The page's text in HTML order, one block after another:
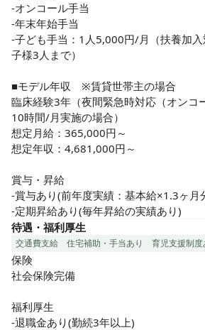
-オンコール手当
-年末年始手当
-子ども手当：1人5,000円/月（扶養加
子様3人まで）
■モデル年収　※賃貸世帯主の場合
臨床経験3年（夜間緊急時対応（オンコ
10時間/月実施の場合）
想定月給：365,000円～
想定年収：4,681,000円～
賞与・昇給
-賞与あり(前年度実績：基本給×1.3ヶ月
-定期昇給あり(毎年昇給の実績あり)
待遇・福利厚生
交通費支給 住宅補助・手当あり 育児支援制度
保険
社会保険完備
福利厚生
-退職金あり(勤続3年以上)